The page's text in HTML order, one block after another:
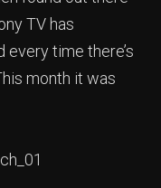
TV has
every time there’s
month it was